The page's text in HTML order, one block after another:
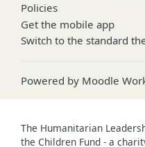
Policies
Get the mobile app
Switch to the standard
Powered by Moodle
The Humanitarian
the Children Fund - a